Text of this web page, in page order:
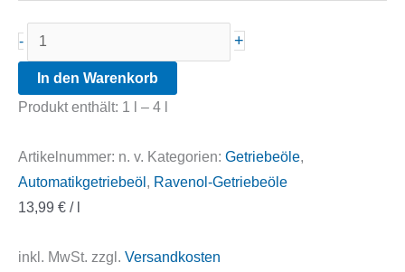
-
Ravenol
ATF+4
Fluid
Menge
+
In den Warenkorb
Produkt enthält: 1
– 4
Artikelnummer: n. v. Kategorien: Getriebeöle,
Automatikgetriebeöl , Ravenol-Getriebeöle
13,99 € /
inkl. MwSt. zzgl. Versandkosten